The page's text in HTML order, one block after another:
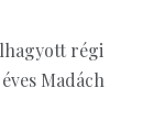
régi
Madách